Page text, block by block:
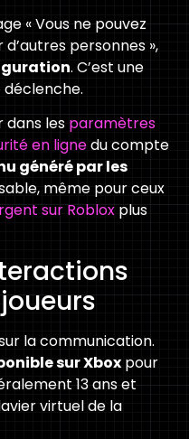
« Vous ne pouvez
personnes »,
. C’est une
déclenche.
dans les paramètres
en lignedu compte
généré par les
même pour ceux
sur Robloxplus
la communication.
sur Xboxpour
13 ans et
virtuel de la